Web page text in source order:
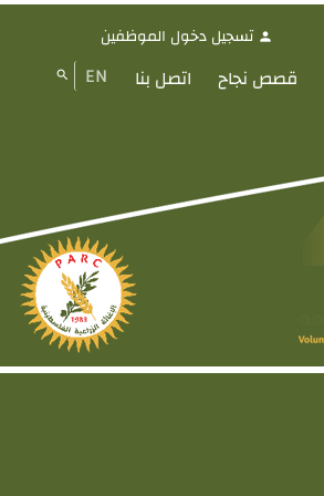
person تسجيل دخول الموظفين
قصص نجاح اتصل بنا EN
search